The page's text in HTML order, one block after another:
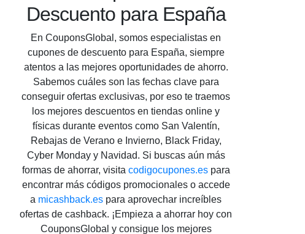
Descuento para España
En CouponsGlobal, somos especialistas en
cupones de descuento para España, siempre
atentos a las mejores oportunidades de ahorro.
Sabemos cuáles son las fechas clave para
conseguir ofertas exclusivas, por eso te traemos
los mejores descuentos en tiendas online y
físicas durante eventos como San Valentín,
Rebajas de Verano e Invierno, Black Friday,
Cyber Monday y Navidad. Si buscas aún más
formas de ahorrar, visita codigocupones.espara
encontrar más códigos promocionales o accede
a micashback.es para aprovechar increíbles
ofertas de cashback. ¡Empieza a ahorrar hoy con
CouponsGlobal y consigue los mejores